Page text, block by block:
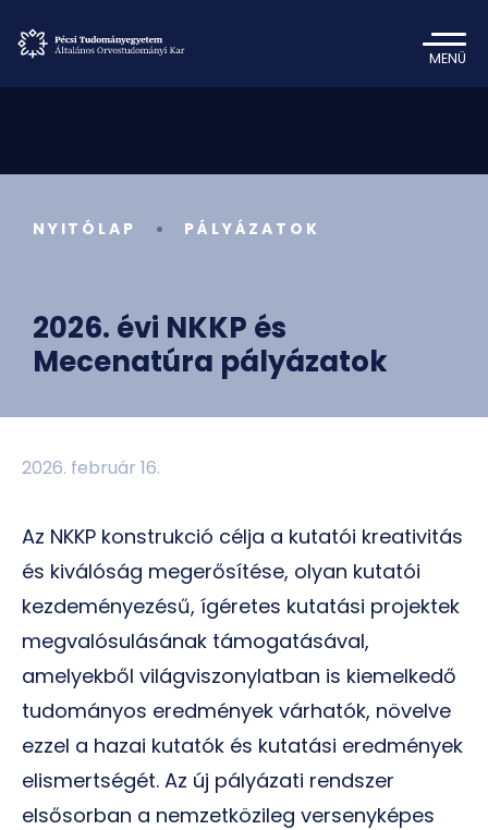
MENÜ
NYITÓLAP PÁLYÁZATOK
2026. évi NKKP és
Mecenatúra pályázatok
2026. február 16.
Az NKKP konstrukció célja a kutatói kreativitás
és kiválóság megerősítése, olyan kutatói
kezdeményezésű, ígéretes kutatási projektek
megvalósulásának támogatásával,
amelyekből világviszonylatban is kiemelkedő
tudományos eredmények várhatók, növelve
ezzel a hazai kutatók és kutatási eredmények
elismertségét. Az új pályázati rendszer
elsősorban a nemzetközileg versenyképes